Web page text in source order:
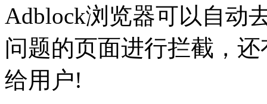
Adblock浏览器可以自动
问题的页面进行拦截，
给用户!